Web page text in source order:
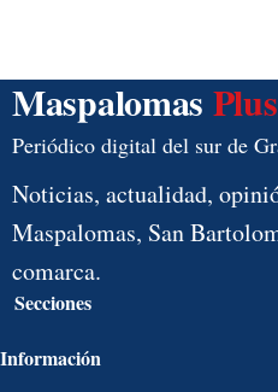
Maspalomas Plus
Periódico digital del sur de
Noticias, actualidad,
Maspalomas, San
comarca.
Secciones
Información